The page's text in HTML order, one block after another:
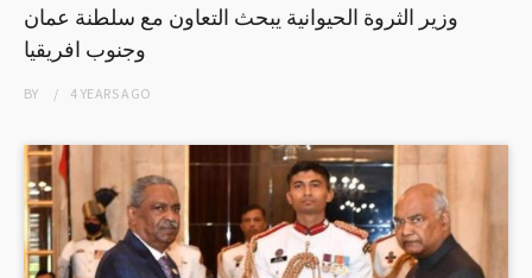
وزير الثروة الحيوانية يبحث التعاون مع سلطنة عمان
وجنوب افريقيا
BY 4 YEARSAGO